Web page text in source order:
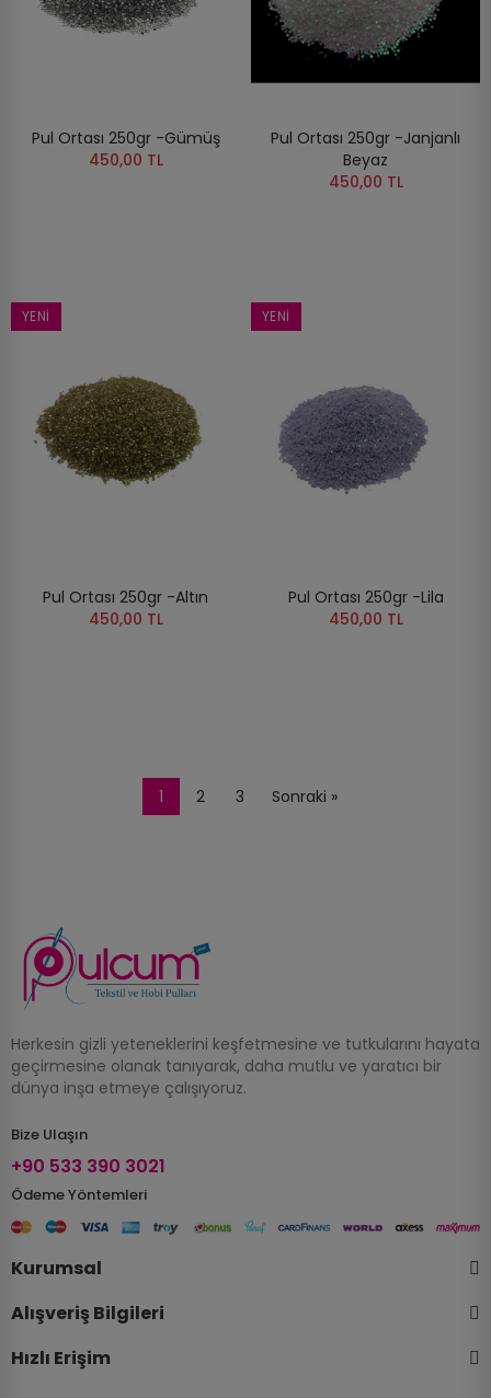
Pul Ortası 250gr -Gümüş
450,00 TL
Pul Ortası 250gr -Janjanlı
Beyaz
450,00 TL
YENI
Pul Ortası 250gr -Altın
450,00 TL
YENI
Pul Ortası 250gr -Lila
450,00 TL
1 2 3 Sonraki »
Herkesin gizli yeteneklerini keşfetmesine ve tutkularını hayata
geçirmesine olanak tanıyarak, daha mutlu ve yaratıcı bir
dünya inşa etmeye çalışıyoruz.
Bize Ulaşın
+90 533 390 3021
Ödeme Yöntemleri
Kurumsal
Alışveriş Bilgileri
Hızlı Erişim